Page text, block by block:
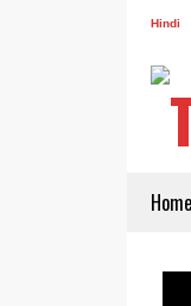
Hindi
Home